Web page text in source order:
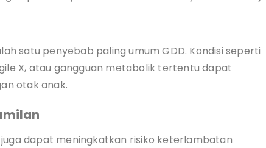
satu penyebab paling umum GDD. Kondisi seperti
X, atau gangguan metabolik tertentu dapat
otak anak.
dapat meningkatkan risiko keterlambatan